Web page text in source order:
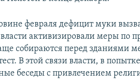
февраля дефицит муки
активизировали меры по
собираются перед зданиями
В этой связи власти, в
беседы с привлечением